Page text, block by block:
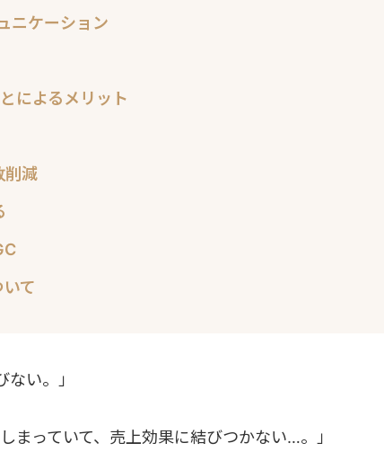
ニケーション
によるメリット
削減
て
い。」
まっていて、売上効果に結びつかない…。」